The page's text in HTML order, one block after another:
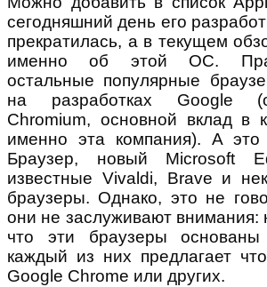
сегодняшний день его
прекратилась, а в текущем
именно об этой ОС.
остальные популярные
на разработках Google
Chromium, основной вклад в
именно эта компания). А это
Браузер, новый Microsoft
известные Vivaldi, Brave и
браузеры. Однако, это не
они не заслуживают внимания:
что эти браузеры
каждый из них предлагает
Google Chrome или других.